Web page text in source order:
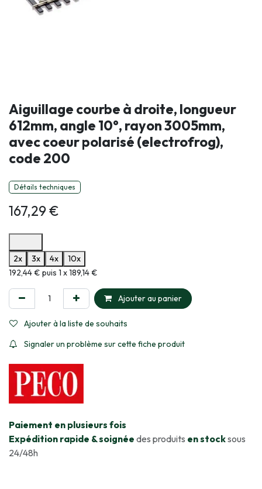
Aiguillage courbe à droite, longueur
612mm, angle 10°, rayon 3005mm,
avec coeur polarisé (electrofrog),
code 200
Détails techniques
167,29€
2x
3x 4x
10x
Informations sur le plan de paiement sélectionné
192,44 € puis 1 x 189,14 €
Ajouter au panier
Ajouter à la liste de souhaits
Signaler un problème sur cette fiche produit
​Paiement en plusieurs fois
Expédition rapide & soignée des produits en stocksous
24/48h